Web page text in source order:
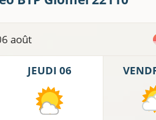
août
JEUDI 06